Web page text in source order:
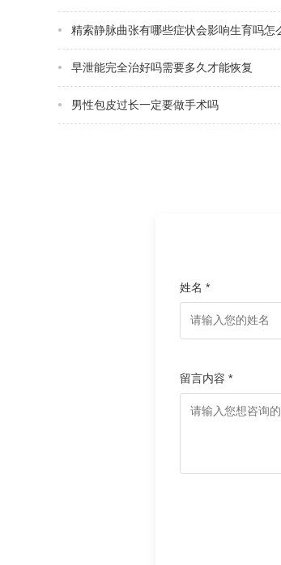
精索静脉曲张有哪些症状会影响生育吗怎
早泄能完全治好吗需要多久才能恢复
男性包皮过长一定要做手术吗
姓名 *
留言内容 *